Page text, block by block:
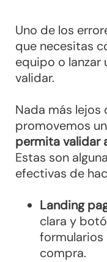
Uno de los
que necesitas
equipo o lanzar
validar.
Nada más lejos
promovemos
permita validar
Estas son
efectivas de
Landing
clara y
formularios
compra.